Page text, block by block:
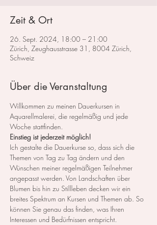
Zeit & Ort
26. Sept. 2024, 18:00 – 21:00
Zürich, Zeughausstrasse 31, 8004 Zürich,
Schweiz
Über die Veranstaltung
Willkommen zu meinen Dauerkursen in
Aquarellmalerei, die regelmäßig und jede
Woche stattfinden.
Einstieg ist jederzeit möglich!
Ich gestalte die Dauerkurse so, dass sich die
Themen von Tag zu Tag ändern und den
Wünschen meiner regelmäßigen Teilnehmer
angepasst werden. Von Landschaften über
Blumen bis hin zu Stillleben decken wir ein
breites Spektrum an Kursen und Themen ab. So
können Sie genau das finden, was Ihren
Interessen und Bedürfnissen entspricht.